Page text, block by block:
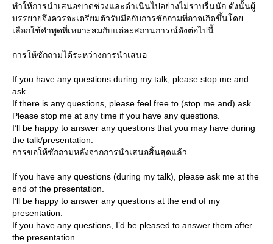
ทำให้การนำเสนอขาดช่วงและดำเนินไปอย่างไม่ราบรื่นนัก ดังนั้นผู้
บรรยายจึงควรจะเตรียมตัวรับมือกับการซักถามที่อาจเกิดขึ้นโด
เลือกใช้คำพูดที่เหมาะสมกับแต่ละสถานการณ์ดังต่อไปนี้
การให้ซักถามได้ระหว่างการนำเสนอ
If you have any questions during my talk, please stop me and
ask.
If there is any questions, please feel free to (stop me and) ask.
Please stop me at any time if you have any questions.
I’ll be happy to answer any questions that you may have during
the talk/presentation.
การขอให้ซักถามหลังจากการนำเสนอสิ้นสุดแล้ว
If you have any questions (during my talk), please ask me at the
end of the presentation.
I’ll be happy to answer any questions at the end of my
presentation.
If you have any questions, I’d be pleased to answer them after
the presentation.